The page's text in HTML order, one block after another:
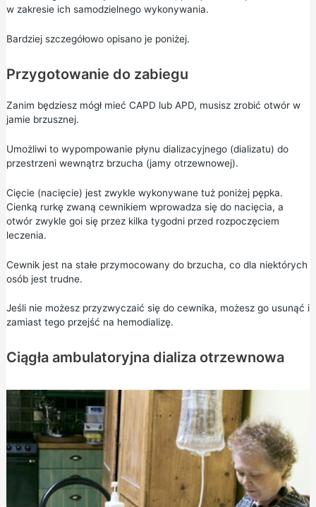
w zakresie ich samodzielnego wykonywania.
Bardziej szczegółowo opisano je poniżej.
Przygotowanie do zabiegu
Zanim będziesz mógł mieć CAPD lub APD, musisz zrobić otwór w
jamie brzusznej.
Umożliwi to wypompowanie płynu dializacyjnego (dializatu) do
przestrzeni wewnątrz brzucha (jamy otrzewnowej).
Cięcie (nacięcie) jest zwykle wykonywane tuż poniżej pępka.
Cienką rurkę zwaną cewnikiem wprowadza się do nacięcia, a
otwór zwykle goi się przez kilka tygodni przed rozpoczęciem
leczenia.
Cewnik jest na stałe przymocowany do brzucha, co dla niektórych
osób jest trudne.
Jeśli nie możesz przyzwyczaić się do cewnika, możesz go usunąć i
zamiast tego przejść na hemodializę.
Ciągła ambulatoryjna dializa otrzewnowa